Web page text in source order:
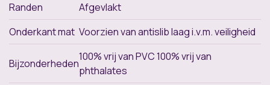
Randen
Afgevlakt
Onderkant mat Voorzien van antislib laag i.v.m. veiligheid
Bijzonderheden
100% vrij van PVC 100% vrij van
phthalates